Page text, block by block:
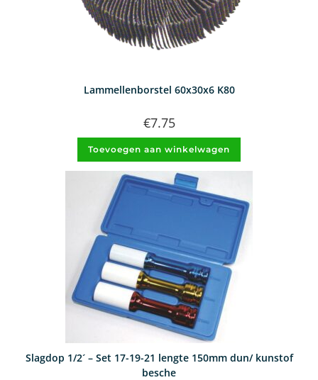
Lammellenborstel 60x30x6 K80
€7.75
Toevoegen aan winkelwagen
Slagdop 1/2´ – Set 17-19-21 lengte 150mm dun/ kunstof
besche